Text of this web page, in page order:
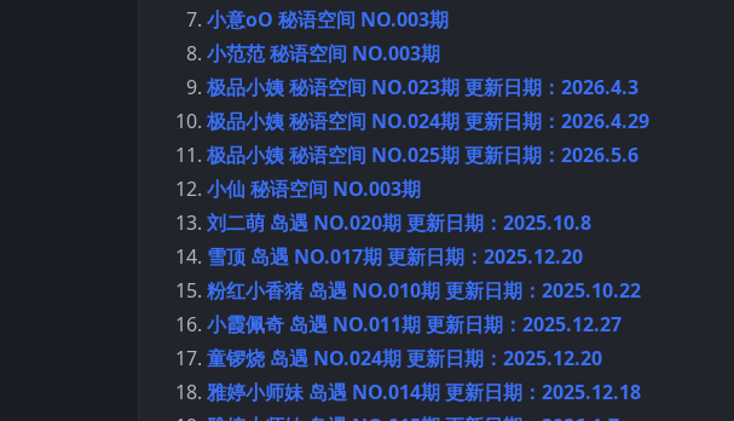
小意oO 秘语空间 NO.003期
小范范 秘语空间 NO.003期
极品小姨 秘语空间 NO.023期 更新日期：2026.4.3
极品小姨 秘语空间 NO.024期 更新日期：2026.4.29
极品小姨 秘语空间 NO.025期 更新日期：2026.5.6
小仙 秘语空间 NO.003期
刘二萌 岛遇 NO.020期 更新日期：2025.10.8
雪顶 岛遇 NO.017期 更新日期：2025.12.20
粉红小香猪 岛遇 NO.010期 更新日期：2025.10.22
小霞佩奇 岛遇 NO.011期 更新日期：2025.12.27
童锣烧 岛遇 NO.024期 更新日期：2025.12.20
雅婷小师妹 岛遇 NO.014期 更新日期：2025.12.18